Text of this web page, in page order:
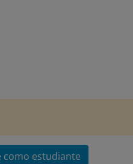
como estudiante